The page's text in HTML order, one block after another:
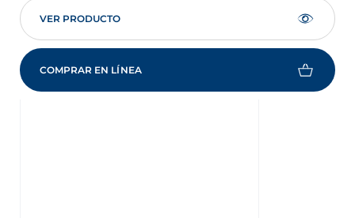
VER PRODUCTO
COMPRAR EN LÍNEA